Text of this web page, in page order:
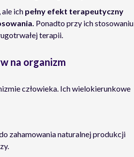
ich pełny efekt terapeutyczny
Ponadto przy ich stosowaniu
terapii.
na organizm
człowieka. Ich wielokierunkowe
zahamowania naturalnej produkcji